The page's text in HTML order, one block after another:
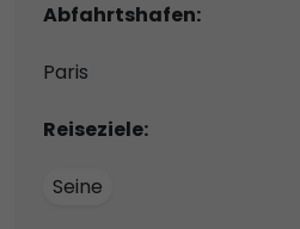
Abfahrtshafen:
Paris
Reiseziele:
Seine